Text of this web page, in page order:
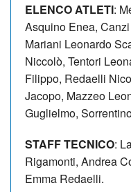
ELENCO ATLETI:
Asquino Enea,
Mariani Leonardo
Niccolò, Tentori
Filippo, Redaelli
Jacopo, Mazzeo
Guglielmo,
STAFF TECNICO:
Rigamonti, Andrea
Emma Redaelli.